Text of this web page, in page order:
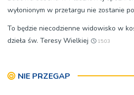
wyłonionym w przetargu nie zostanie
To będzie niecodzienne widowisko w
dzieła św. Teresy Wielkiej
15:03
NIE PRZEGAP